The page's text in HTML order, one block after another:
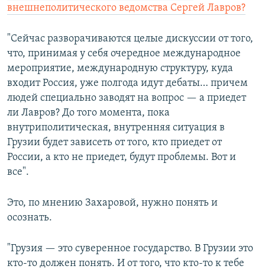
внешнеполитического ведомства Сергей Лавров?
"Сейчас разворачиваются целые дискуссии от того,
что, принимая у себя очередное международное
мероприятие, международную структуру, куда
входит Россия, уже полгода идут дебаты… причем
людей специально заводят на вопрос — а приедет
ли Лавров? До того момента, пока
внутриполитическая, внутренняя ситуация в
Грузии будет зависеть от того, кто приедет от
России, а кто не приедет, будут проблемы. Вот и
все".
Это, по мнению Захаровой, нужно понять и
осознать.
"Грузия — это суверенное государство. В Грузии это
кто-то должен понять. И от того, что кто-то к тебе